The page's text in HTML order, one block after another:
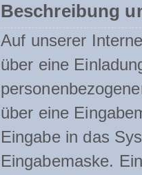
Beschreibung
Auf unserer
über eine
über eine
Eingabe in das
Eingabemaske.